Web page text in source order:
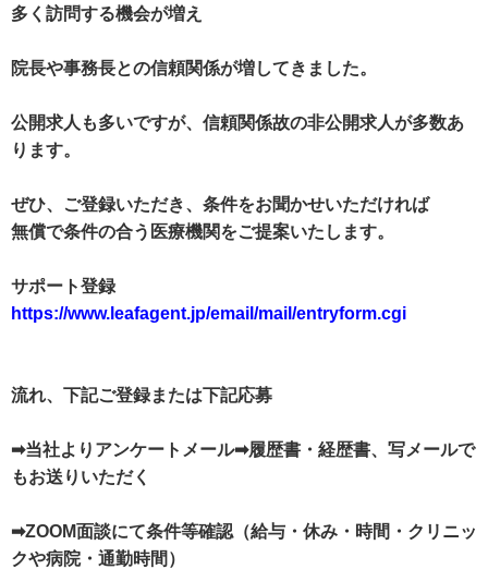
多く訪問する機会が増え
院長や事務長との信頼関係が増してきました。
公開求人も多いですが、信頼関係故の非公開求人が多数あ
ります。
ぜひ、ご登録いただき、条件をお聞かせいただければ
無償で条件の合う医療機関をご提案いたします。
サポート登録
https://www.leafagent.jp/email/mail/entryform.cgi
流れ、下記ご登録または下記応募
➡当社よりアンケートメール➡履歴書・経歴書、写メールで
もお送りいただく
➡ZOOM面談にて条件等確認（給与・休み・時間・クリニッ
クや病院・通勤時間）